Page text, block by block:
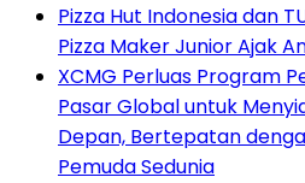
Pizza Hut Indonesia dan
Pizza Maker Junior Ajak
XCMG Perluas Program
Pasar Global untuk
Depan, Bertepatan
Pemuda Sedunia